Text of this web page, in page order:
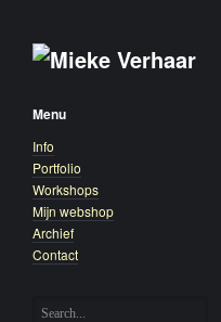
Menu
Info
Portfolio
Workshops
Mijn webshop
Archief
Contact